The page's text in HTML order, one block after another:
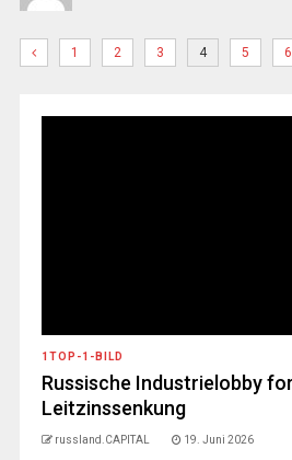
1 2 3 4 5 6
1TOP-1-BILD
Russische Industrielobby
Leitzinssenkung
russland.CAPITAL 19. Juni 2026